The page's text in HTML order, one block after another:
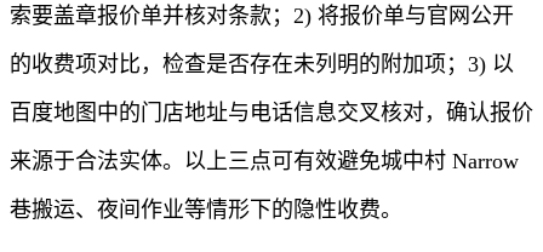
索要盖章报价单并核对条款；2) 将报价单与官网公开
的收费项对比，检查是否存在未列明的附加项；3) 以
百度地图中的门店地址与电话信息交叉核对，确认报价
来源于合法实体。以上三点可有效避免城中村 Narrow
巷搬运、夜间作业等情形下的隐性收费。